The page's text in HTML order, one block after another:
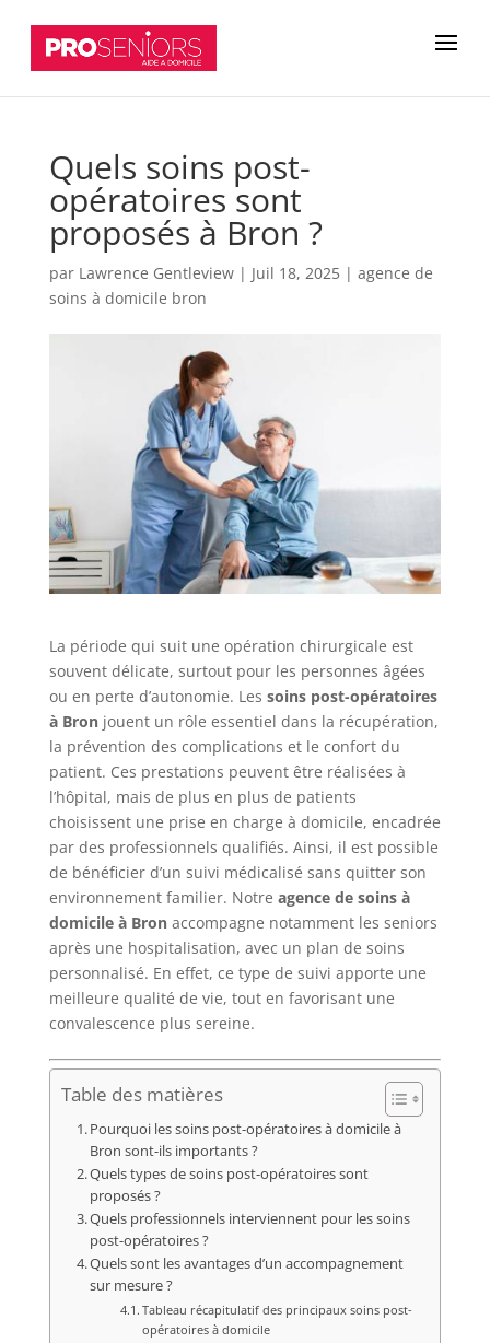
Quels soins post-
opératoires sont
proposés à Bron ?
par Lawrence Gentleview| Juil 18, 2025| agence de
soins à domicile bron
La période qui suit une opération chirurgicale est
souvent délicate, surtout pour les personnes âgées
ou en perte d’autonomie. Les soins post-opératoires
à Bronjouent un rôle essentiel dans la récupération,
la prévention des complications et le confort du
patient. Ces prestations peuvent être réalisées à
l’hôpital, mais de plus en plus de patients
choisissent une prise en charge à domicile, encadrée
par des professionnels qualifiés. Ainsi, il est possible
de bénéficier d’un suivi médicalisé sans quitter son
environnement familier. Notre agence de soins à
domicile à Bronaccompagne notamment les seniors
après une hospitalisation, avec un plan de soins
personnalisé. En effet, ce type de suivi apporte une
meilleure qualité de vie, tout en favorisant une
convalescence plus sereine.
Table des matières
Pourquoi les soins post-opératoires à domicile à
Bron sont-ils importants ?
Quels types de soins post-opératoires sont
proposés ?
Quels professionnels interviennent pour les soins
post-opératoires ?
Quels sont les avantages d’un accompagnement
sur mesure ?
Tableau récapitulatif des principaux soins post-
opératoires à domicile